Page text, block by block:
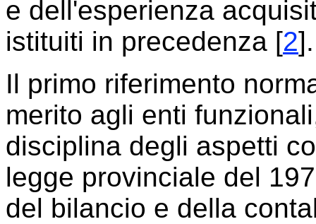
e dell'esperienza
istituiti in precedenza [2].
Il primo riferimento
merito agli enti
disciplina degli aspetti
legge provinciale del
del bilancio e della